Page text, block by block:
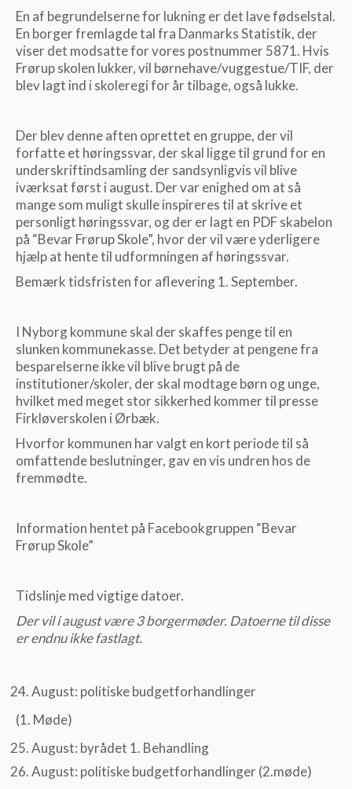
En af begrundelserne for lukning er det lave fødselstal.
En borger fremlagde tal fra Danmarks Statistik, der
viser det modsatte for vores postnummer 5871. Hvis
Frørup skolen lukker, vil børnehave/vuggestue/TIF, der
blev lagt ind i skoleregi for år tilbage, også lukke.
Der blev denne aften oprettet en gruppe, der vil
forfatte et høringssvar, der skal ligge til grund for en
underskriftindsamling der sandsynligvis vil blive
iværksat først i august. Der var enighed om at så
mange som muligt skulle inspireres til at skrive et
personligt høringssvar, og der er lagt en PDF skabelon
på “Bevar Frørup Skole”, hvor der vil være yderligere
hjælp at hente til udformningen af høringssvar.
Bemærk tidsfristen for aflevering 1. September.
I Nyborg kommune skal der skaffes penge til en
slunken kommunekasse. Det betyder at pengene fra
besparelserne ikke vil blive brugt på de
institutioner/skoler, der skal modtage børn og unge,
hvilket med meget stor sikkerhed kommer til presse
Firkløverskolen i Ørbæk.
Hvorfor kommunen har valgt en kort periode til så
omfattende beslutninger, gav en vis undren hos de
fremmødte.
Information hentet på Facebookgruppen “Bevar
Frørup Skole”
Tidslinje med vigtige datoer.
Der vil i august være 3 borgermøder. Datoerne til disse
er endnu ikke fastlagt.
August: politiske budgetforhandlinger
(1. Møde)
August: byrådet 1. Behandling
August: politiske budgetforhandlinger (2.møde)